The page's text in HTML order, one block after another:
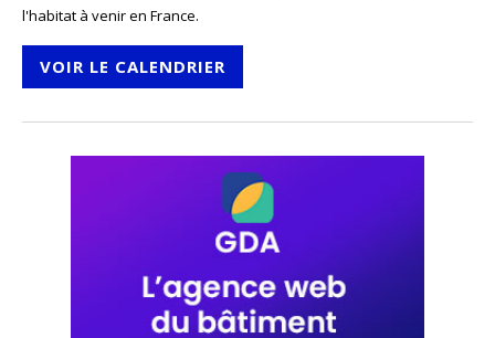
l'habitat à venir en France.
VOIR LE CALENDRIER